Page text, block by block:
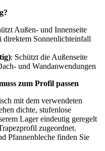
Außen- und Innenseite
direktem Sonnenlichteinfall
: Schützt die Außenseite
und Wandanwendungen
zum Profil passen
mit dem verwendeten
dichte, stufenlose
Lager eindeutig geregelt
zugeordnet.
Pfannenbleche finden Sie